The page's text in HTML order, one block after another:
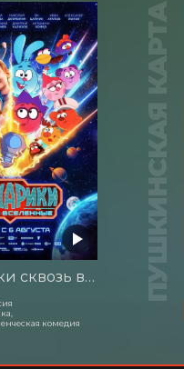
Смешарики сквозь вселенные
комедия
ПУШКИНСКАЯ КАРТА